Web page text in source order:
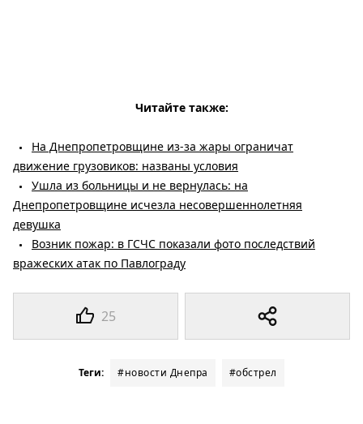
25
Читайте также:
На Днепропетровщине из-за жары ограничат
движение грузовиков: названы условия
Ушла из больницы и не вернулась: на
Днепропетровщине исчезла несовершеннолетняя
девушка
Возник пожар: в ГСЧС показали фото последствий
вражеских атак по Павлограду
Теги: #новости Днепра #обстрел